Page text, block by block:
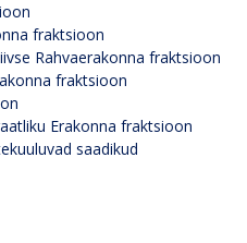
fraktsioon
Rahvaerakonna fraktsioon
fraktsioon
Erakonna fraktsioon
saadikud